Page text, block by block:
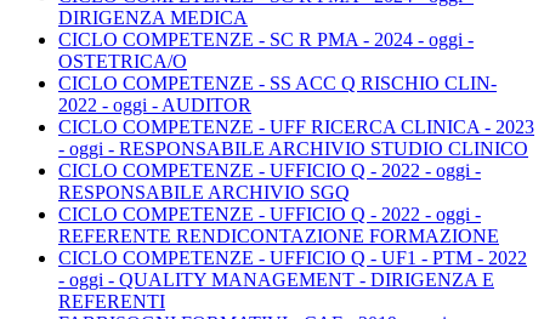
DIRIGENZA MEDICA
CICLO COMPETENZE - SC R PMA - 2024 - oggi -
OSTETRICA/O
CICLO COMPETENZE - SS ACC Q RISCHIO CLIN-
2022 - oggi - AUDITOR
CICLO COMPETENZE - UFF RICERCA CLINICA - 2023
- oggi - RESPONSABILE ARCHIVIO STUDIO CLINICO
CICLO COMPETENZE - UFFICIO Q - 2022 - oggi -
RESPONSABILE ARCHIVIO SGQ
CICLO COMPETENZE - UFFICIO Q - 2022 - oggi -
REFERENTE RENDICONTAZIONE FORMAZIONE
CICLO COMPETENZE - UFFICIO Q - UF1 - PTM - 2022
- oggi - QUALITY MANAGEMENT - DIRIGENZA E
REFERENTI